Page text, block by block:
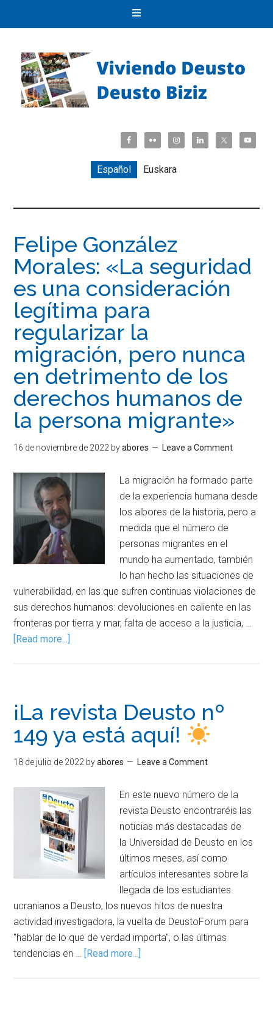
Español Euskara
Felipe González
Morales: «La seguridad
es una consideración
legítima para
regularizar la
migración, pero nunca
en detrimento de los
derechos humanos de
la persona migrante»
16 de noviembre de 2022 byabores Leave a Comment
La migración ha formado parte
de la experiencia humana desde
los albores de la historia, pero a
medida que el número de
personas migrantes en el
mundo ha aumentado, también
lo han hecho las situaciones de
vulnerabilidad, en las que sufren continuas violaciones de
sus derechos humanos: devoluciones en caliente en las
fronteras por tierra y mar, falta de acceso a la justicia, …
[Read more...]
¡La revista Deusto nº
149 ya está aquí!
18 de julio de 2022 byabores Leave a Comment
En este nuevo número de la
revista Deusto encontraréis las
noticias más destacadas de
la Universidad de Deusto en los
últimos meses, así como
artículos interesantes sobre la
llegada de los estudiantes
ucranianos a Deusto, los nuevos hitos de nuestra
actividad investigadora, la vuelta de DeustoForum para
"hablar de lo que de verdad importa", o las últimas
tendencias en …
[Read more...]